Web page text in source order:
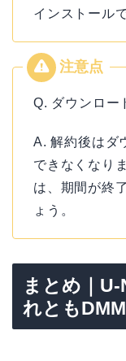
インストール
Q. ダウンロー
A. 解約後はダ
できなくなり
は、期間が終
ょう。
まとめ｜
れとも